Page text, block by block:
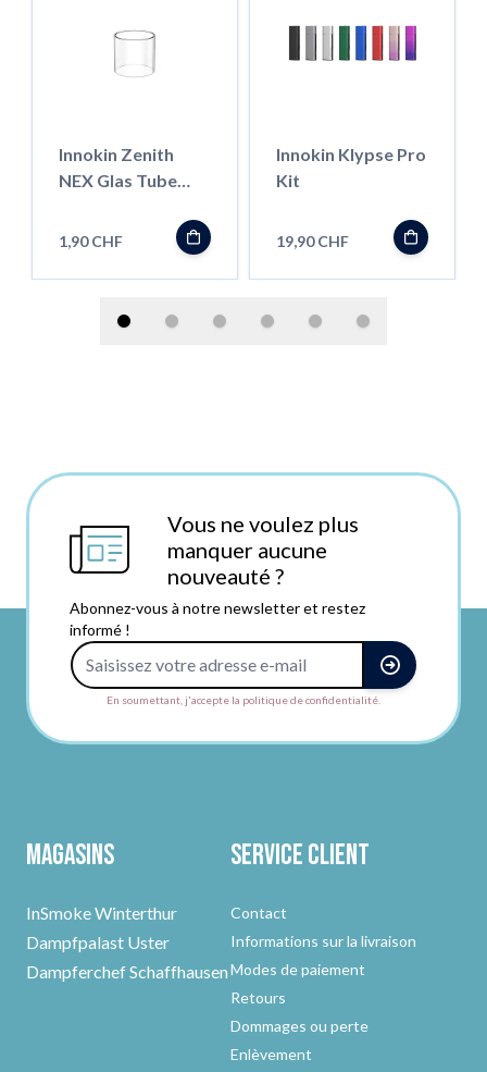
Innokin Zenith
NEX Glas Tube
1,90 CHF
Innokin Klypse Pro
Kit
19,90 CHF
Vous ne voulez plus
manquer aucune
nouveauté ?
Abonnez-vous à notre newsletter et restez
informé !
En soumettant, j'accepte la politique de confidentialité.
Magasins
InSmoke Winterthur
Dampfpalast Uster
Dampferchef Schaffhausen
Service client
Contact
Informations sur la livraison
Modes de paiement
Retours
Dommages ou perte
Enlèvement